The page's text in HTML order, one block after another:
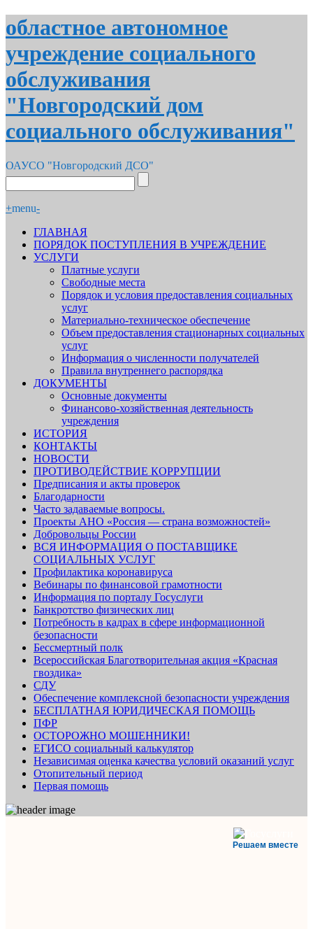
областное автономное
учреждение социального
обслуживания
"Новгородский дом
социального обслуживания"
ОАУСО "Новгородский ДСО"
+menu-
ГЛАВНАЯ
ПОРЯДОК ПОСТУПЛЕНИЯ В УЧРЕЖДЕНИЕ
УСЛУГИ
Платные услуги
Свободные места
Порядок и условия предоставления социальных
услуг
Материально-техническое обеспечение
Объем предоставления стационарных социальных
услуг
Информация о численности получателей
Правила внутреннего распорядка
ДОКУМЕНТЫ
Основные документы
Финансово-хозяйственная деятельность
учреждения
ИСТОРИЯ
КОНТАКТЫ
НОВОСТИ
ПРОТИВОДЕЙСТВИЕ КОРРУПЦИИ
Предписания и акты проверок
Благодарности
Часто задаваемые вопросы.
Проекты АНО «Россия — страна возможностей»
Добровольцы России
ВСЯ ИНФОРМАЦИЯ О ПОСТАВЩИКЕ
СОЦИАЛЬНЫХ УСЛУГ
Профилактика коронавируса
Вебинары по финансовой грамотности
Информация по порталу Госуслуги
Банкротство физических лиц
Потребность в кадрах в сфере информационной
безопасности
Бессмертный полк
Всероссийская Благотворительная акция «Красная
гвоздика»
СДУ
Обеспечение комплексной безопасности учреждения
БЕСПЛАТНАЯ ЮРИДИЧЕСКАЯ ПОМОЩЬ
ПФР
ОСТОРОЖНО МОШЕННИКИ!
ЕГИСО социальный калькулятор
Независимая оценка качества условий оказаний услуг
Отопительный период
Первая помощь
Решаем вместе